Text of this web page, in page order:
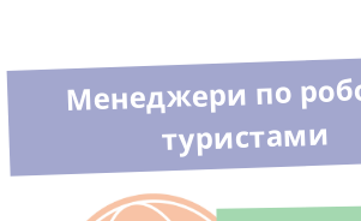
Менеджери по
туристами